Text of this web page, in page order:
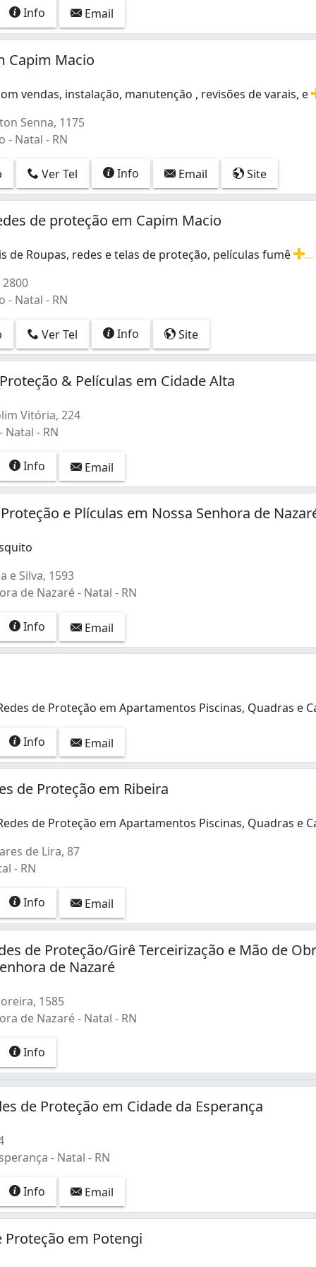
Info Email
Capim Macio
vendas, instalação, manutenção , revisões de varais, e
Senna, 1175
- Natal - RN
Ver Tel Info Email Site
de proteção em Capim Macio
de Roupas, redes e telas de proteção, películas fumê
- Natal - RN
Ver Tel Info Site
& Películas em Cidade Alta
Vitória, 224
Natal - RN
Info Email
e Plículas em Nossa Senhora de
e Silva, 1593
de Nazaré - Natal - RN
Info Email
de Proteção em Apartamentos Piscinas, Quadras e
Info
Email
de Proteção em Ribeira
de Proteção em Apartamentos Piscinas, Quadras e
de Lira, 87
- RN
Info Email
de Proteção/Girê Terceirização e Mão de
de Nazaré
1585
de Nazaré - Natal - RN
Info
de Proteção em Cidade da Esperança
- Natal - RN
Info Email
Proteção em Potengi